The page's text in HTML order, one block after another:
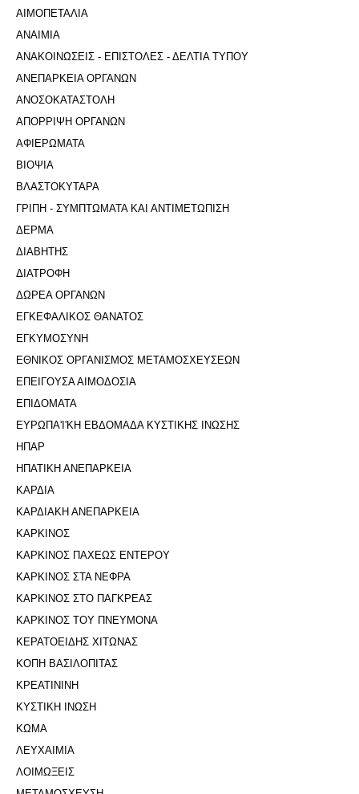
ΑΙΜΟΠΕΤΑΛΙΑ
ΑΝΑΙΜΙΑ
ΑΝΑΚΟΙΝΩΣΕΙΣ - ΕΠΙΣΤΟΛΕΣ - ΔΕΛΤΙΑ ΤΥΠΟΥ
ΑΝΕΠΑΡΚΕΙΑ ΟΡΓΑΝΩΝ
ΑΝΟΣΟΚΑΤΑΣΤΟΛΗ
ΑΠΟΡΡΙΨΗ ΟΡΓΑΝΩΝ
ΑΦΙΕΡΩΜΑΤΑ
ΒΙΟΨΙΑ
ΒΛΑΣΤΟΚΥΤΑΡΑ
ΓΡΙΠΗ - ΣΥΜΠΤΩΜΑΤΑ ΚΑΙ ΑΝΤΙΜΕΤΩΠΙΣΗ
ΔΕΡΜΑ
ΔΙΑΒΗΤΗΣ
ΔΙΑΤΡΟΦΗ
ΔΩΡΕΑ ΟΡΓΑΝΩΝ
ΕΓΚΕΦΑΛΙΚΟΣ ΘΑΝΑΤΟΣ
ΕΓΚΥΜΟΣΥΝΗ
ΕΘΝΙΚΟΣ ΟΡΓΑΝΙΣΜΟΣ ΜΕΤΑΜΟΣΧΕΥΣΕΩΝ
ΕΠΕΙΓΟΥΣΑ ΑΙΜΟΔΟΣΙΑ
ΕΠΙΔΟΜΑΤΑ
ΕΥΡΩΠΑ'Ι'ΚΗ ΕΒΔΟΜΑΔΑ ΚΥΣΤΙΚΗΣ ΙΝΩΣΗΣ
ΗΠΑΡ
ΗΠΑΤΙΚΗ ΑΝΕΠΑΡΚΕΙΑ
ΚΑΡΔΙΑ
ΚΑΡΔΙΑΚΗ ΑΝΕΠΑΡΚΕΙΑ
ΚΑΡΚΙΝΟΣ
ΚΑΡΚΙΝΟΣ ΠΑΧΕΩΣ ΕΝΤΕΡΟΥ
ΚΑΡΚΙΝΟΣ ΣΤΑ ΝΕΦΡΑ
ΚΑΡΚΙΝΟΣ ΣΤΟ ΠΑΓΚΡΕΑΣ
ΚΑΡΚΙΝΟΣ ΤΟΥ ΠΝΕΥΜΟΝΑ
ΚΕΡΑΤΟΕΙΔΗΣ ΧΙΤΩΝΑΣ
ΚΟΠΗ ΒΑΣΙΛΟΠΙΤΑΣ
ΚΡΕΑΤΙΝΙΝΗ
ΚΥΣΤΙΚΗ ΙΝΩΣΗ
ΚΩΜΑ
ΛΕΥΧΑΙΜΙΑ
ΛΟΙΜΩΞΕΙΣ